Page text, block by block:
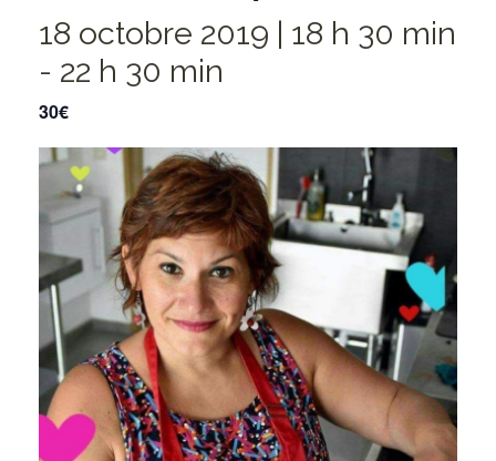
18 octobre 2019 | 18 h 30 min
- 22 h 30 min
30€